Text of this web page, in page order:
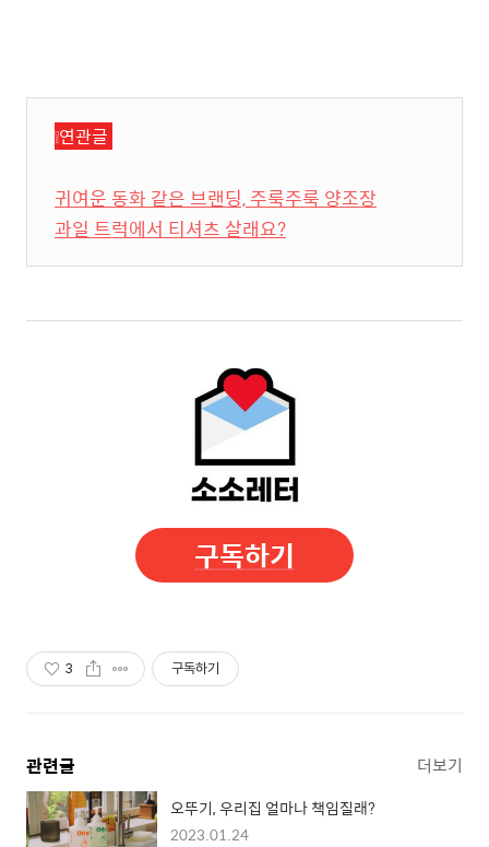
❕연관글
귀여운 동화 같은 브랜딩, 주룩주룩 양조장
과일 트럭에서 티셔츠 살래요?
구독하기
3 구독하기
관련글 더보기
오뚜기, 우리집 얼마나 책임질래?
2023.01.24